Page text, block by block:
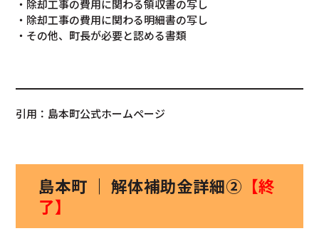
・除却工事の費用に関わる領収書の写し
・除却工事の費用に関わる明細書の写し
・その他、町長が必要と認める書類
引用：島本町公式ホームページ
島本町 ｜ 解体補助金詳細② 【終
了】